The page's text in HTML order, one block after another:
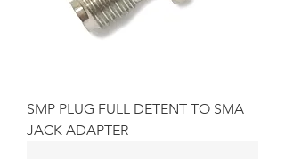
SMP PLUG FULL DETENT TO SMA
JACK ADAPTER